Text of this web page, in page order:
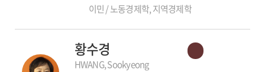
이민 / 노동경제학, 지역경제학
황수경
HWANG, Sookyeong